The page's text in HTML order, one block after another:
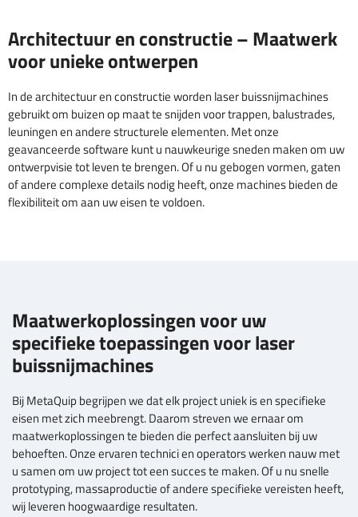
Architectuur en constructie – Maatwerk
voor unieke ontwerpen
In de architectuur en constructie worden laser buissnijmachines
gebruikt om buizen op maat te snijden voor trappen, balustrades,
leuningen en andere structurele elementen. Met onze
geavanceerde software kunt u nauwkeurige sneden maken om uw
ontwerpvisie tot leven te brengen. Of u nu gebogen vormen, gaten
of andere complexe details nodig heeft, onze machines bieden de
flexibiliteit om aan uw eisen te voldoen.
Maatwerkoplossingen voor uw
specifieke toepassingen voor laser
buissnijmachines
Bij MetaQuip begrijpen we dat elk project uniek is en specifieke
eisen met zich meebrengt. Daarom streven we ernaar om
maatwerkoplossingen te bieden die perfect aansluiten bij uw
behoeften. Onze ervaren technici en operators werken nauw met
u samen om uw project tot een succes te maken. Of u nu snelle
prototyping, massaproductie of andere specifieke vereisten heeft,
wij leveren hoogwaardige resultaten.